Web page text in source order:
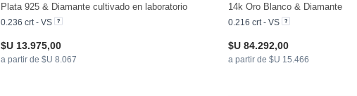
Plata 925 & Diamante cultivado en laboratorio
0.236 crt - VS
$U 13.975,00
a partir de $U 8.067
14k Oro Blanco & Diamante
0.216 crt - VS
$U 84.292,00
a partir de $U 15.466